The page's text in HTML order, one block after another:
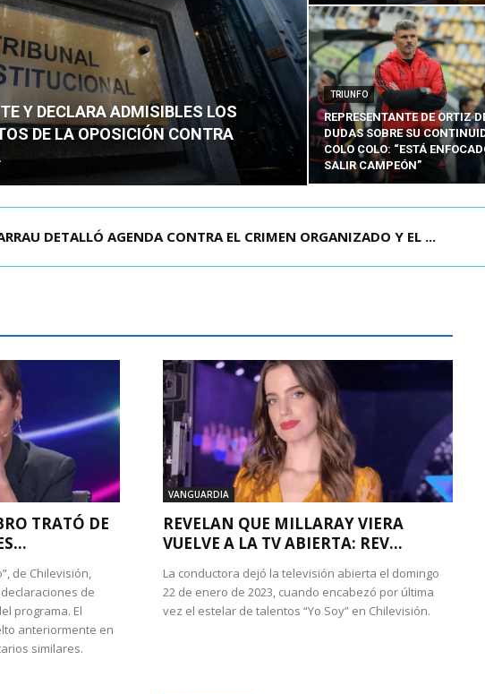
Y DECLARA ADMISIBLES LOS
DE LA OPOSICIÓN CONTRA
TRIUNFO
REPRESENTANTE DE ORTIZ
DUDAS SOBRE SU
COLO COLO: “ESTÁ
SALIR CAMPEÓN”
DETALLÓ AGENDA CONTRA EL CRIMEN ORGANIZADO Y EL ...
TRATÓ DE
de Chilevisión,
de
programa. El
anteriormente en
similares.
VANGUARDIA
REVELAN QUE MILLARAY VIERA
VUELVE A LA TV ABIERTA: REV...
La conductora dejó la televisión abierta el domingo
22 de enero de 2023, cuando encabezó por última
vez el estelar de talentos “Yo Soy” en Chilevisión.